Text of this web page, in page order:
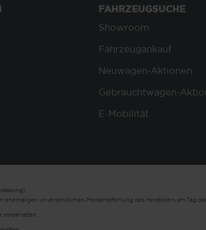
FAHRZEUGSUCHE
Showroom
Fahrzeugankauf
Neuwagen-Aktionen
Gebrauchtwagen-
E-Mobilität
unverbindlichen Preisempfehlung des Herstellers am Tag
vorbehalten.